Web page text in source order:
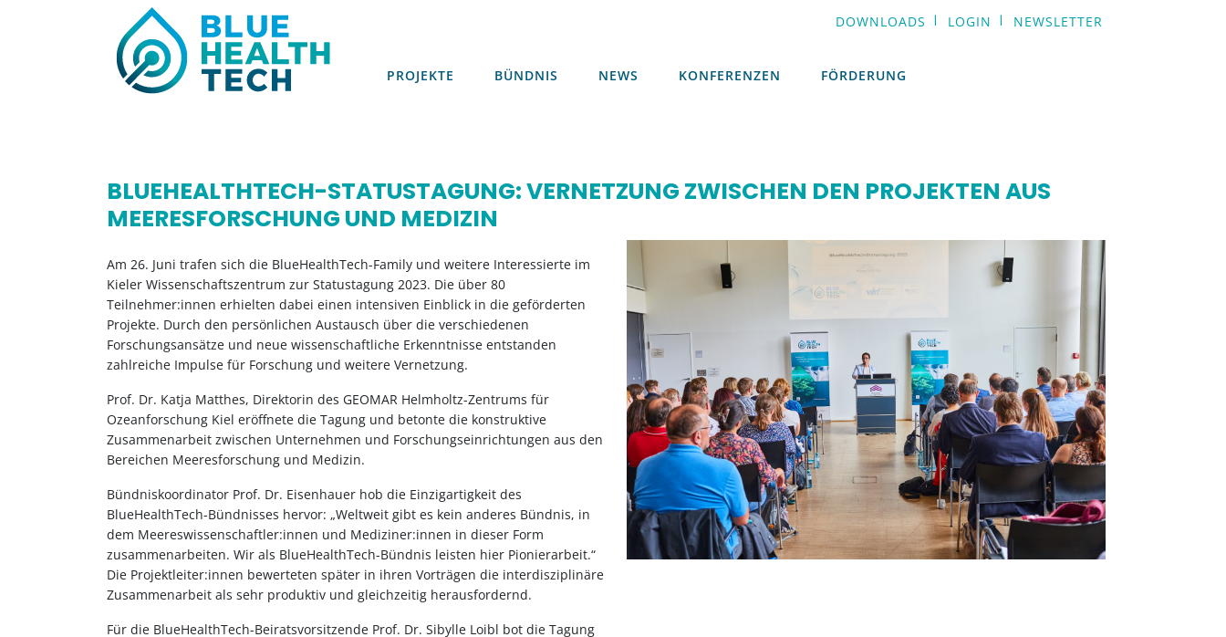
DOWNLOADS LOGIN NEWSLETTER
PROJEKTE BÜNDNIS NEWS KONFERENZEN FÖRDERUNG
PROJEKTE BÜNDNIS NEWS KONFERENZEN FÖRDERUNG
BLUEHEALTHTECH-STATUSTAGUNG: VERNETZUNG ZWISCHEN DEN PROJEKTEN AUS
MEERESFORSCHUNG UND MEDIZIN
Am 26. Juni trafen sich die BlueHealthTech-Family und weitere Interessierte im
Kieler Wissenschaftszentrum zur Statustagung 2023. Die über 80
Teilnehmer:innen erhielten dabei einen intensiven Einblick in die geförderten
Projekte. Durch den persönlichen Austausch über die verschiedenen
Forschungsansätze und neue wissenschaftliche Erkenntnisse entstanden
zahlreiche Impulse für Forschung und weitere Vernetzung.
Prof. Dr. Katja Matthes, Direktorin des GEOMAR Helmholtz-Zentrums für
Ozeanforschung Kiel eröffnete die Tagung und betonte die konstruktive
Zusammenarbeit zwischen Unternehmen und Forschungseinrichtungen aus den
Bereichen Meeresforschung und Medizin.
Bündniskoordinator Prof. Dr. Eisenhauer hob die Einzigartigkeit des
BlueHealthTech-Bündnisses hervor: „Weltweit gibt es kein anderes Bündnis, in
dem Meereswissenschaftler:innen und Mediziner:innen in dieser Form
zusammenarbeiten. Wir als BlueHealthTech-Bündnis leisten hier Pionierarbeit.“
Die Projektleiter:innen bewerteten später in ihren Vorträgen die interdisziplinäre
Zusammenarbeit als sehr produktiv und gleichzeitig herausfordernd.
Für die BlueHealthTech-Beiratsvorsitzende Prof. Dr. Sibylle Loibl bot die Tagung